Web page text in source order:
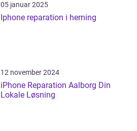
05 januar 2025
Iphone reparation i herning
12 november 2024
iPhone Reparation Aalborg Din
Lokale Løsning